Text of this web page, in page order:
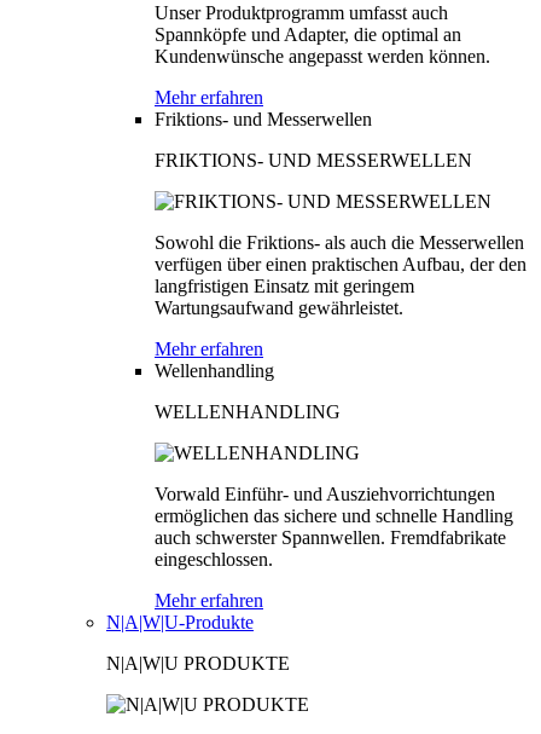
Unser Produktprogramm umfasst auch
Spannköpfe und Adapter, die optimal an
Kundenwünsche angepasst werden können.
Mehr erfahren
Friktions- und Messerwellen
FRIKTIONS- UND MESSERWELLEN
Sowohl die Friktions- als auch die Messerwellen
verfügen über einen praktischen Aufbau, der den
langfristigen Einsatz mit geringem
Wartungsaufwand gewährleistet.
Mehr erfahren
Wellenhandling
WELLENHANDLING
Vorwald Einführ- und Ausziehvorrichtungen
ermöglichen das sichere und schnelle Handling
auch schwerster Spannwellen. Fremdfabrikate
eingeschlossen.
Mehr erfahren
N|A|W|U-Produkte
N|A|W|U PRODUKTE